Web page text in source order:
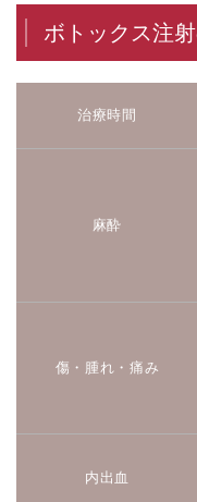
ボトックス注
治療時間
麻酔
傷・腫れ・痛み
内出血